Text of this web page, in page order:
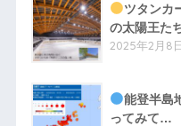
ツタンカ
の太陽王た
2025年2月8
能登半島
ってみて…